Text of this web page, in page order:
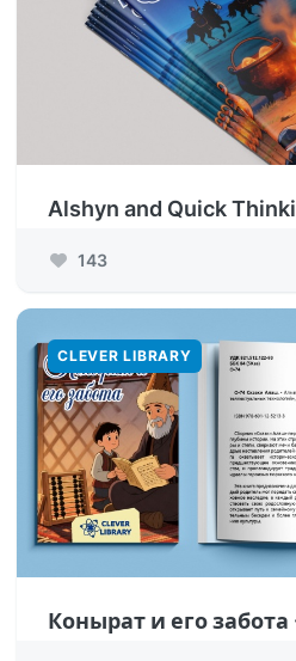
Alshyn and Quick
143
CLEVER LIBRARY
Конырат и его забота